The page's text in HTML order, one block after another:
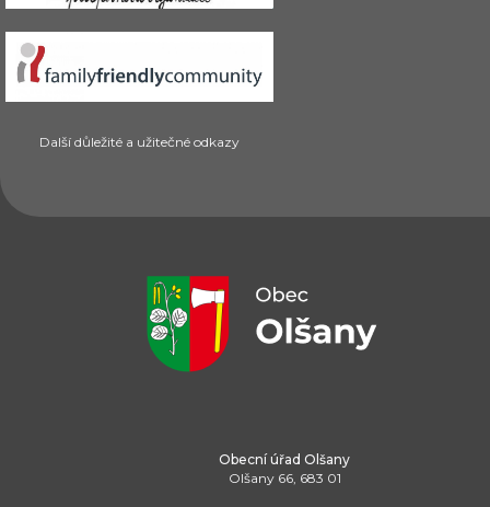
Další důležité a užitečné odkazy
Obecní úřad Olšany
Olšany 66, 683 01